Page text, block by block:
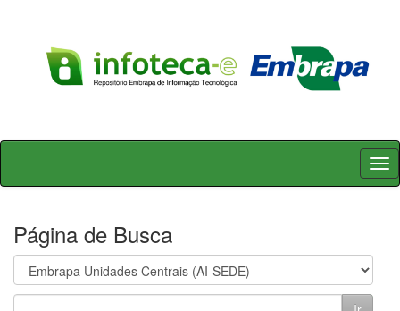
Skip
Página de Busca